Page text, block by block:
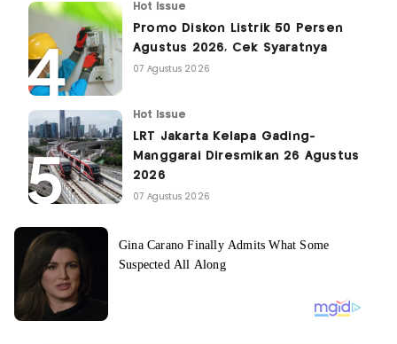
Hot Issue
Promo Diskon Listrik 50 Persen
Agustus 2026, Cek Syaratnya
07 Agustus 2026
Hot Issue
LRT Jakarta Kelapa Gading-
Manggarai Diresmikan 26 Agustus
2026
07 Agustus 2026